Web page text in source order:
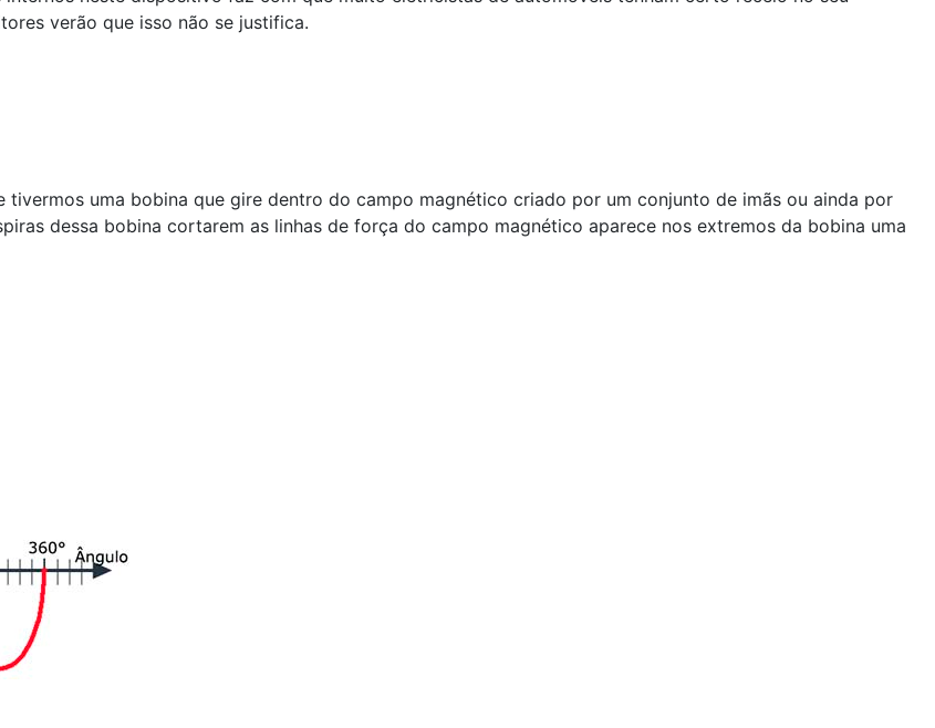
verão que isso não se justifica.
uma bobina que gire dentro do campo magnético criado por um conjunto de imãs ou ainda por
dessa bobina cortarem as linhas de força do campo magnético aparece nos extremos da bobina uma